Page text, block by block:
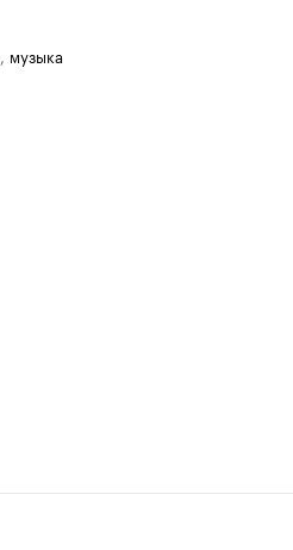
, музыка